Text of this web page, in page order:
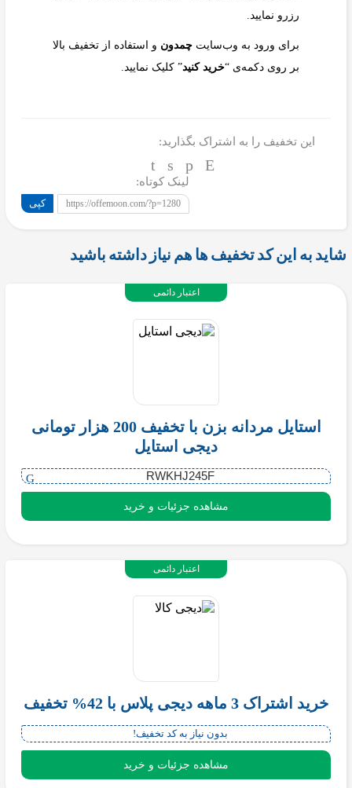
رزرو نمایید.
برای ورود به وب‌سایت چمدون و استفاده از تخفیف بالا
بر روی دکمه‌ی “خرید کنید” کلیک نمایید.
این تخفیف را به اشتراک بگذارید:
لینک کوتاه:
https://offemoon.com/?p=1280 کپی
شاید به این کد تخفیف ها هم نیاز داشته باشید
استایل مردانه بزن با تخفیف 200 هزار تومانی
دیجی استایل
RWKHJ245F
مشاهده جزئیات و خرید
اعتبار دائمی
خرید اشتراک 3 ماهه دیجی پلاس با 42% تخفیف
بدون نیاز به کد تخفیف!
مشاهده جزئیات و خرید
اعتبار دائمی